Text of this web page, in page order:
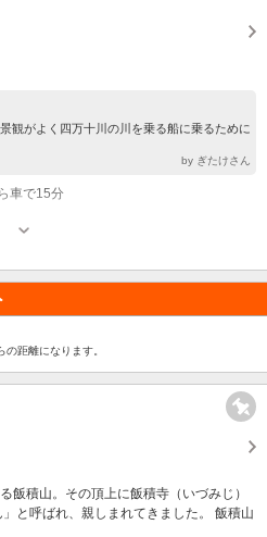
観がよく四万十川の川を乗る船に乗るために
by ぎたけさん
車で15分
距離になります。
飯積山。その頂上に飯積寺（いづみじ）
と呼ばれ、親しまれてきました。 飯積山